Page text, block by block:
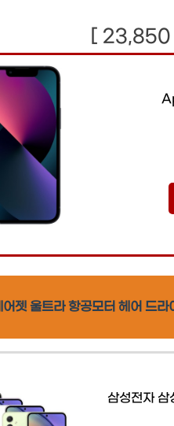
[ 23,850
젯 울트라 항공모터 헤어 드
삼성전자